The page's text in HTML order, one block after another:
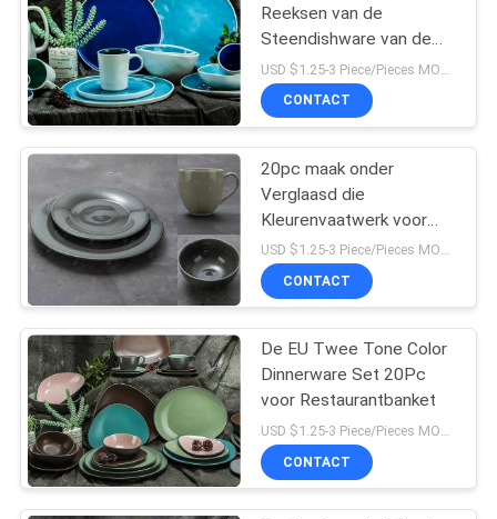
Ceramische
Dinerplaat
37
Ceramische
Komreeks
Reeksen van de
Steendishware van de
Vorm16pc Heldere Kleur
voor 4
CONTACT
20pc maak onder
Verglaasd die
Kleurenvaatwerk voor
Partij wordt geplaatst in
reliëf
USD $1.25-3 Piece/Pieces MOQ:300 Stuk/Stukken
CONTACT
De EU Twee Tone Color
Dinnerware Set 20Pc
voor Restaurantbanket
USD $1.25-3 Piece/Pieces MOQ:300 Stuk/Stukken
CONTACT